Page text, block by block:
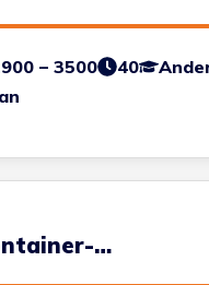
– 3500 40
("Junior